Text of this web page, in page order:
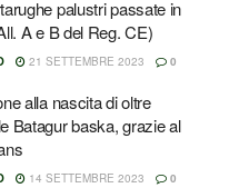
palustri passate in
A e B del Reg. CE)
21 SETTEMBRE 2023 0
alla nascita di oltre
Batagur baska, grazie al
14 SETTEMBRE 2023 0